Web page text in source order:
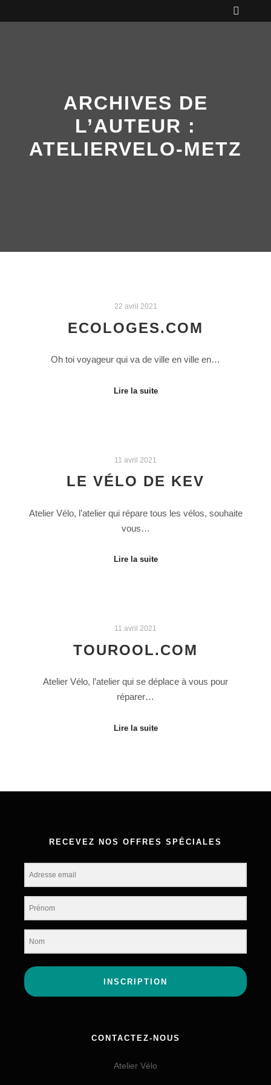
ARCHIVES DE
L’AUTEUR :
ATELIERVELO-METZ
22 avril 2021
ECOLOGES.COM
Oh toi voyageur qui va de ville en ville en…
Lire la suite
11 avril 2021
LE VÉLO DE KEV
Atelier Vélo, l’atelier qui répare tous les vélos, souhaite
vous…
Lire la suite
11 avril 2021
TOUROOL.COM
Atelier Vélo, l’atelier qui se déplace à vous pour
réparer…
Lire la suite
RECEVEZ NOS OFFRES SPÉCIALES
INSCRIPTION
CONTACTEZ-NOUS
Atelier Vélo